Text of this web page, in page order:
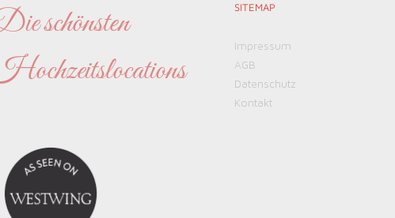
schönsten
SITEMAP
Impressum
AGB
Datenschutz
Kontakt